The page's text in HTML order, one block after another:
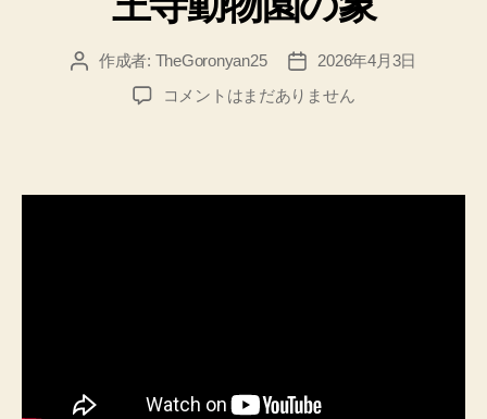
投 作成者: TheGoronyan25
投
稿
日
2026年4月3日
「動
1
コメントはまだありません